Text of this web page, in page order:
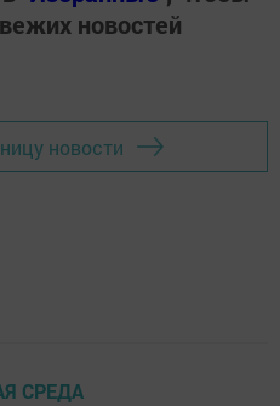
новостей
новости
СРЕДА